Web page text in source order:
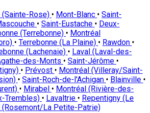
(Sainte-Rose) • Mont-Blanc • Saint-
• Saint-Eustache • Deux-
(Terrebonne) • Montréal
• Terrebonne (La Plaine) • Rawdon •
(Lachenaie) • Laval (Laval-des-
des-Monts • Saint-Jérôme •
• Prévost • Montréal (Villeray/Saint-
• Saint-Roch-de-l'Achigan • Blainville •
• Mirabel • Montréal (Rivière-des-
Trembles) • Lavaltrie • Repentigny (Le
(Rosemont/La Petite-Patrie)